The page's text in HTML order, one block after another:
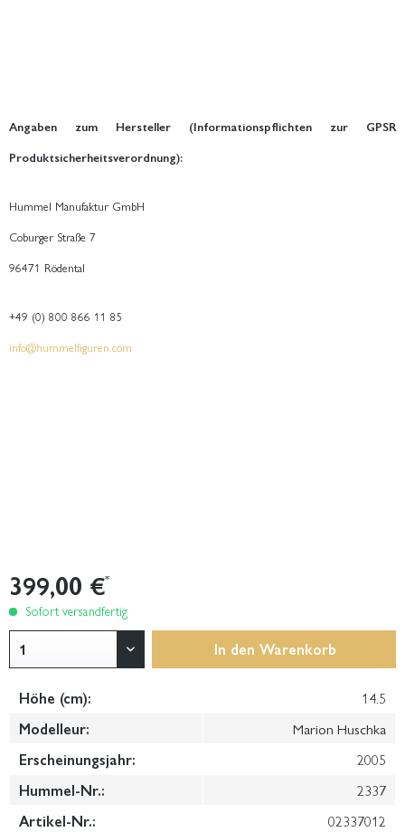
Angaben zum Hersteller (Informationspflichten zur GPSR
Produktsicherheitsverordnung):
Hummel Manufaktur GmbH
Coburger Straße 7
96471 Rödental
+49 (0) 800 866 11 85
info@hummelfiguren.com
399,00 €*
Sofort versandfertig
In den Warenkorb
Höhe (cm):
14.5
Modelleur:
Marion Huschka
Erscheinungsjahr:
2005
Hummel-Nr.:
2337
Artikel-Nr.:
02337012